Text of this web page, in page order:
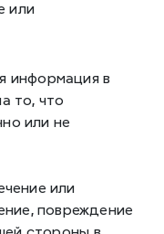
или
информация в
то, что
или не
или
повреждение